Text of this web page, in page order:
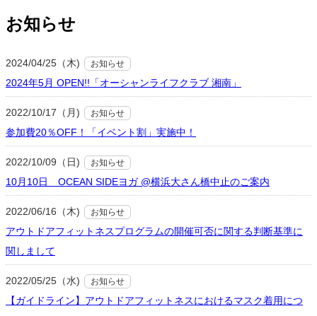
お知らせ
2024/04/25（木) お知らせ
2024年5月 OPEN!!「オーシャンライフクラブ 湘南」
2022/10/17（月) お知らせ
参加費20％OFF！「イベント割」実施中！
2022/10/09（日) お知らせ
10月10日 OCEAN SIDEヨガ @横浜大さん橋中止のご案内
2022/06/16（木) お知らせ
アウトドアフィットネスプログラムの開催可否に関する判断基準に
関しまして
2022/05/25（水) お知らせ
【ガイドライン】アウトドアフィットネスにおけるマスク着用につ